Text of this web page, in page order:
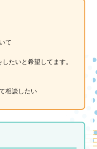
て
たいと希望してます。
相談したい